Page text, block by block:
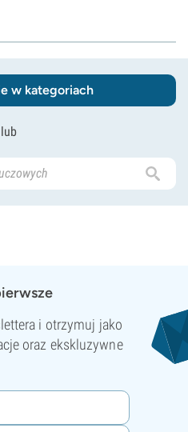
w kategoriach
lub
i otrzymuj jako
oraz ekskluzywne